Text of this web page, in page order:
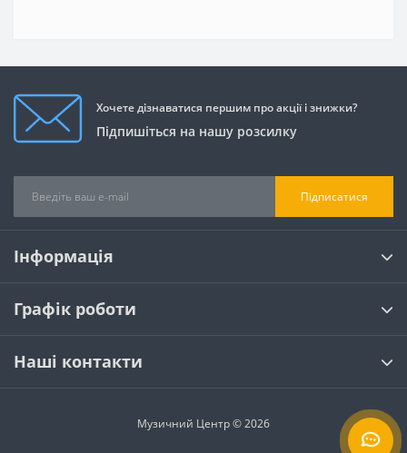
Хочете дізнаватися першим про акції і знижки?
Підпишіться на нашу розсилку
Підписатися
Інформація
Графік роботи
Наші контакти
Музичний Центр © 2026